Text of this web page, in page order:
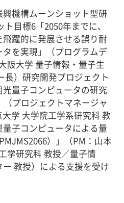
機構ムーンショット型研
目標6「2050年までに、
躍的に発展させる誤り耐
を実現」（プログラムデ
阪大学 量子情報・量子生
長）研究開発プロジェクト
光量子コンピュータの研究
プロジェクトマネージャ
学 大学院工学系研究科 教
子コンピュータによる量
）」（PM：山本
学研究科 教授／量子情
教授）による支援を受け